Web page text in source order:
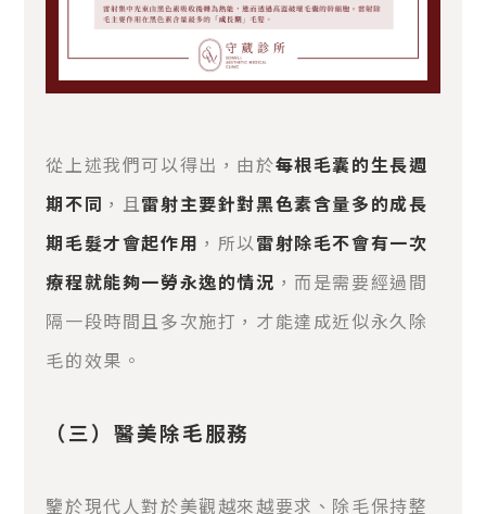
從上述我們可以得出，由於每根毛囊的生長週
期不同 ，且雷射主要針對黑色素含量多的成長
期毛髮才會起作用 ，所以雷射除毛不會有一次
療程就能夠一勞永逸的情況 ，而是需要經過間
隔一段時間且多次施打，才能達成近似永久除
毛的效果。
（三）醫美除毛服務
鑒於現代人對於美觀越來越要求、除毛保持整